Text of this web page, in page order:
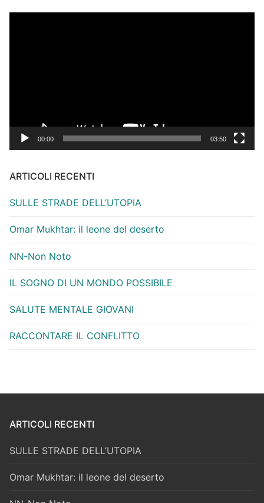
00:00 03:50
ARTICOLI RECENTI
SULLE STRADE DELL’UTOPIA
Omar Mukhtar: il leone del deserto
NN-Non Noto
IL SOGNO DI UN MONDO POSSIBILE
SALUTE MENTALE GIOVANI
RACCONTARE IL CONFLITTO
ARTICOLI RECENTI
SULLE STRADE DELL’UTOPIA
Omar Mukhtar: il leone del deserto